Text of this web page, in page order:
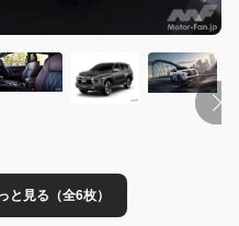
と見る（全6枚）